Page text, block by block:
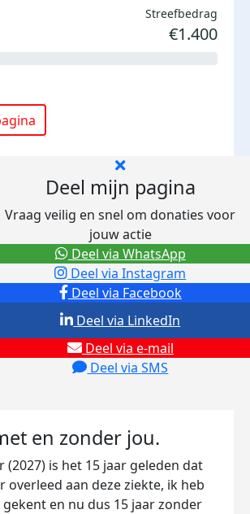
Streefbedrag
€1.400
Deel mijn pagina
Vraag veilig en snel om donaties voor
jouw actie
Deel via Facebook
Deel via Instagram
Deel via e-mail
Deel via SMS
Deel via LinkedIn
Deel via WhatsApp
en zonder jou.
(2027) is het 15 jaar geleden dat
overleed aan deze ziekte, ik heb
gekent en nu dus 15 jaar zonder